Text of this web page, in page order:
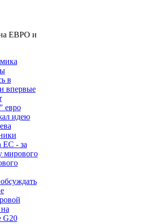
ЕВРО и
в
впервые
евро
идею
ЕС - за
мирового
G20